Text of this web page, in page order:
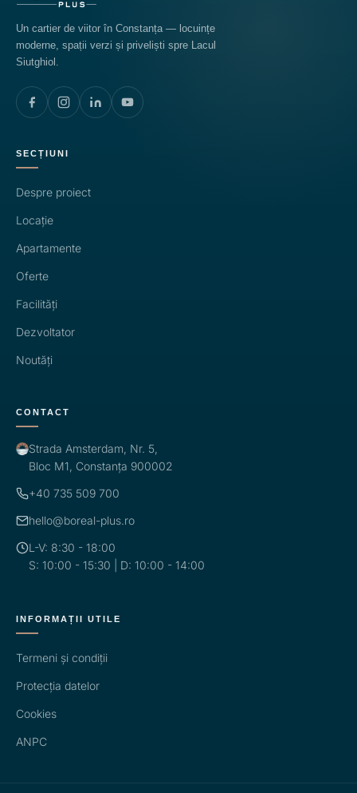
Un cartier de viitor în Constanța — locuințe
moderne, spații verzi și priveliști spre Lacul
Siutghiol.
SECȚIUNI
Despre proiect
Locație
Apartamente
Oferte
Facilități
Dezvoltator
Noutăți
CONTACT
Strada Amsterdam, Nr. 5,
Bloc M1, Constanța 900002
+40 735 509 700
hello@boreal-plus.ro
L-V: 8:30 - 18:00
S: 10:00 - 15:30 | D: 10:00 - 14:00
INFORMAȚII UTILE
Termeni și condiții
Protecția datelor
Cookies
ANPC